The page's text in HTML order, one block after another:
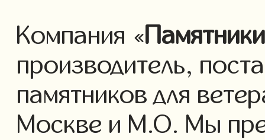
Компания «Памятники
производитель,
памятников для
Москве и М.О. Мы